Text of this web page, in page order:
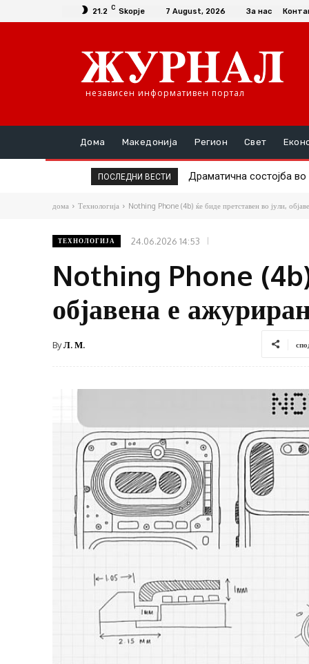
21.2 C Skopje 7 August, 2026 За нас
независен информативен портал
Дома Македонија Регион Свет
ПОСЛЕДНИ ВЕСТИ Средношколци
Драматична состојба
дома Технологија Nothing Phone (4b) ќе биде претставен во јули,
ТЕХНОЛОГИЈА 24.06.2026 14:53
Nothing Phone (4b)
објавена е
ByЛ. М.